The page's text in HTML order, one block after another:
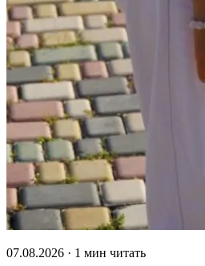
07.08.2026 · 1 мин читать